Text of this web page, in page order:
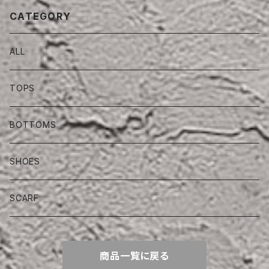
CATEGORY
ALL
TOPS
BOTTOMS
SHOES
SCARF
商品一覧に戻る